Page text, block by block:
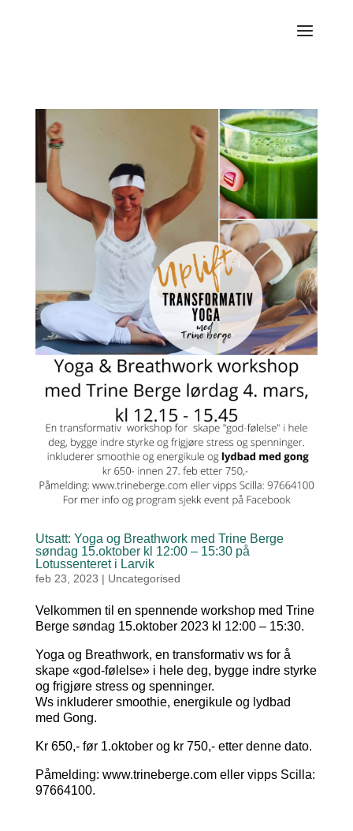
Utsatt: Yoga og Breathwork med Trine Berge
søndag 15.oktober kl 12:00 – 15:30 på
Lotussenteret i Larvik
feb 23, 2023 | Uncategorised
Velkommen til en spennende workshop med Trine
Berge søndag 15.oktober 2023 kl 12:00 – 15:30.
Yoga og Breathwork, en transformativ ws for å
skape «god-følelse» i hele deg, bygge indre styrke
og frigjøre stress og spenninger.
Ws inkluderer smoothie, energikule og lydbad
med Gong.
Kr 650,- før 1.oktober og kr 750,- etter denne dato.
Påmelding: www.trineberge.com eller vipps Scilla:
97664100.